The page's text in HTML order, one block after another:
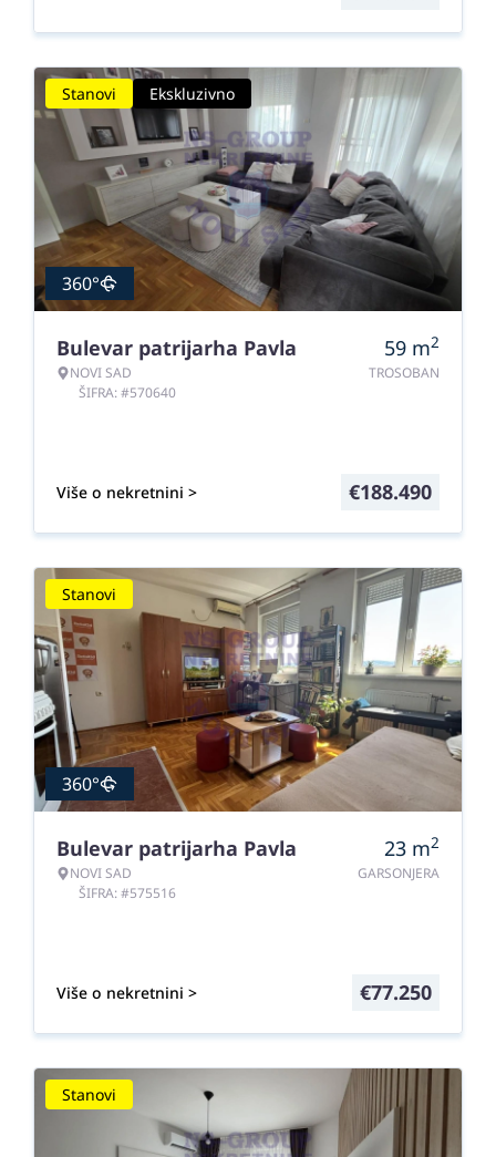
Stanovi Ekskluzivno
360°
Bulevar patrijarha Pavla
NOVI SAD
ŠIFRA: #570640
59 m2
TROSOBAN
Više o nekretnini > €188.490
Stanovi
360°
Bulevar patrijarha Pavla
NOVI SAD
ŠIFRA: #575516
23 m2
GARSONJERA
Više o nekretnini > €77.250
Stanovi